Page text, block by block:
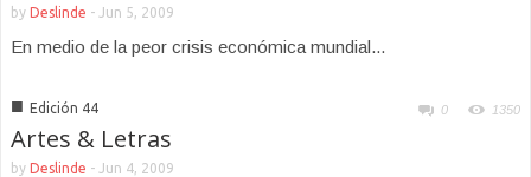
by Deslinde - Jun 5, 2009
En medio de la peor crisis económica mundial...
■ Edición 44 0 1350
Artes & Letras
by Deslinde - Jun 4, 2009